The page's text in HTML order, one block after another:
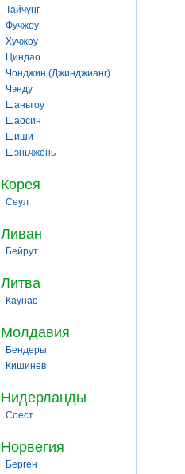
Тайчунг
Фучжоу
Хучжоу
Циндао
Чонджин (Джинджианг)
Чэнду
Шаньтоу
Шаосин
Шиши
Шэньчжень
Корея
Сеул
Ливан
Бейрут
Литва
Каунас
Молдавия
Бендеры
Кишинев
Нидерланды
Соест
Норвегия
Берген